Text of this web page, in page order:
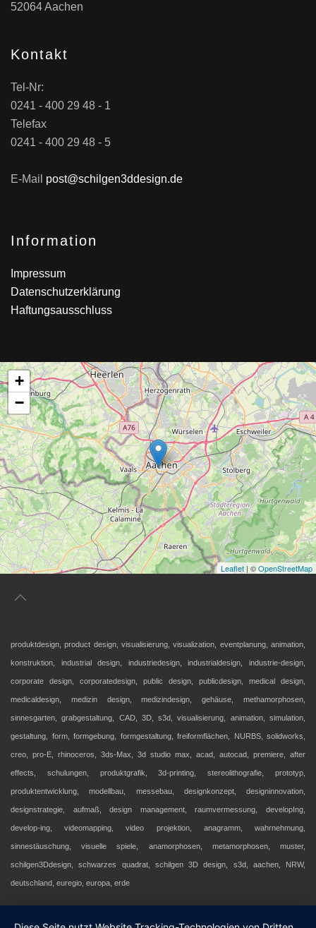
52064 Aachen
Kontakt
Tel-Nr:
0241 - 400 29 48 - 1
Telefax
0241 - 400 29 48 - 5
E-Mail post@schilgen3ddesign.de
Information
Impressum
Datenschutzerklärung
Haftungsausschluss
+
−
Leaflet | ©OpenStreetMap
produktdesign, product design, visualisierung, visualization, eventplanung, animation,
konstruktion, industrial design, industriedesign, industrialdesign, industrie-design,
corporate design, corporatedesign, public design, publicdesign, medical design,
medicaldesign, medizin design, medizindesign, gehäuse, methamorphosen,
sinnesgarten, grabgestaltung, CAD, 3D, s3d, visualisierung, animation, simulation,
gestaltung, form, formgebung, formgestaltung, freiformflächen, NURBS, solidworks,
creo, pro-E, rhinoceros, 3ds-Max, 3d studio max, acad, autocad, premiere, after
effects, schulungen, produktgrafik, 3d-printing, stereolithografie, prototyp,
produktentwicklung, modellbau, messebau, designkonzept, designinnovation,
designstrategie, aufmaß, design management, raumvermessung, developIng,
develop-ing, videomapping, video projektion, anagramm, wahrnehmung,
sinnestäuschung, visuelle spiele, anamorphosen, metamorphosen, muster,
schilgen3Ddesign, schwarzes quadrat, schilgen 3D design, s3d, aachen, NRW,
deutschland, euregio, europa, erde